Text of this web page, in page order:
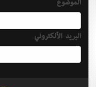
الموضوع
البريد الألكتروني